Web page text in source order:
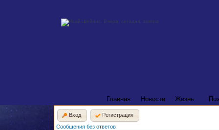
Главная Новости Жизнь
Вход
Регистрация
Сообщения без ответов